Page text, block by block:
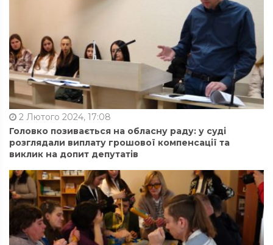
2 Лютого 2024, 17:08
Головко позивається на обласну раду: у суді
розглядали виплату грошової компенсації та
виклик на допит депутатів